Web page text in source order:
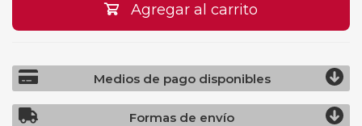
Agregar al carrito
Medios de pago disponibles
Formas de envío